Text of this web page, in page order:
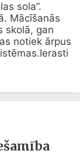
sola”.
Mācīšanās
skolā, gan
notiek ārpus